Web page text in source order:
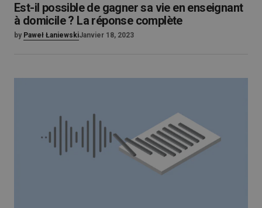
Est-il possible de gagner sa vie en enseignant
à domicile ? La réponse complète
by Paweł ŁaniewskiJanvier 18, 2023